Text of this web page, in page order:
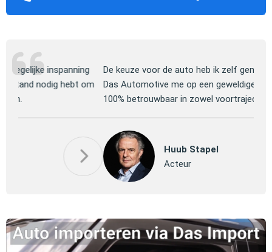
De keuze voor de auto heb ik zelf gemaakt, daarna heeft
Das Automotive me op een geweldige manier geholpen.
100% betrouwbaar in zowel voortraject als afwikkeling.
Huub Stapel
Acteur